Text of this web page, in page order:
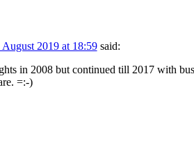
August 2019 at 18:59 said:
in 2008 but continued till 2017 with
=:-)